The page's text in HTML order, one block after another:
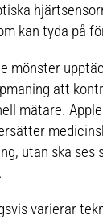
kan tyda på
mönster
att
mätare.
utan ska ses
varierar